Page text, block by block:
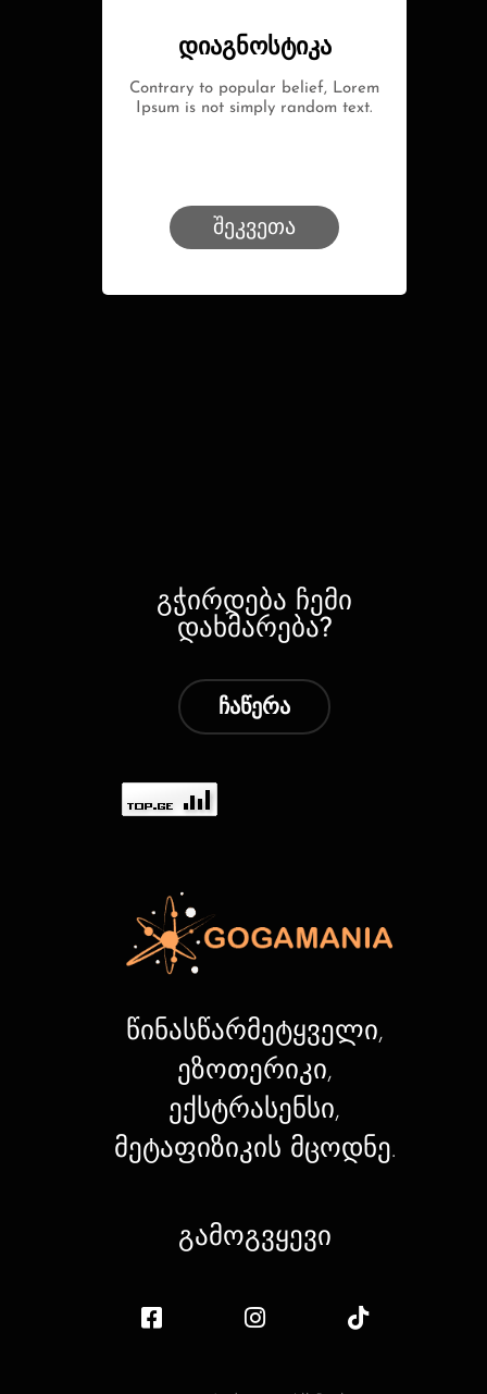
დიაგნოსტიკა
Contrary to popular belief, Lorem
Ipsum is not simply random text.
შეკვეთა
გჭირდება ჩემი
დახმარება?
ჩაწერა
წინასწარმეტყველი,
ეზოთერიკი,
ექსტრასენსი,
მეტაფიზიკის მცოდნე.
გამოგვყევი